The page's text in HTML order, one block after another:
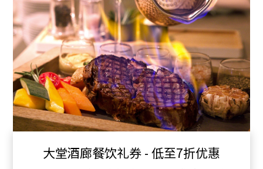
大堂酒廊餐饮礼券 - 低至7折优惠